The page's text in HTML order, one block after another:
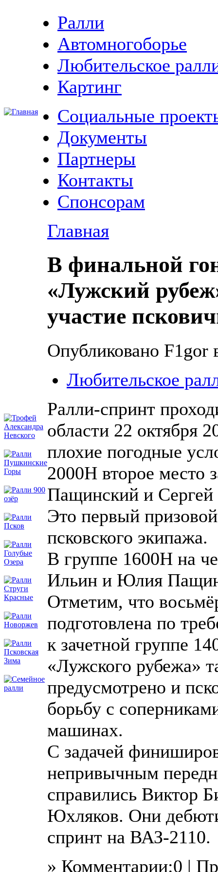
Ралли
Автомногоборье
Любительское
Картинг
Социальные
Документы
Партнеры
Контакты
Спонсорам
Главная
В финальной
«Лужский
участие
Опубликовано
Любительское
Ралли-спринт
области 22 октября
плохие погодные
2000Н второе место
Пащинский и
Это первый
псковского экипажа.
В группе 1600Н на
Ильин и Юлия
Отметим, что
подготовлена по
к зачетной группе
«Лужского рубежа»
предусмотрено и
борьбу с
машинах.
С задачей
непривычным
справились Виктор
Юхляков. Они
спринт на ВАЗ-2110.
» Комментарии:0 |